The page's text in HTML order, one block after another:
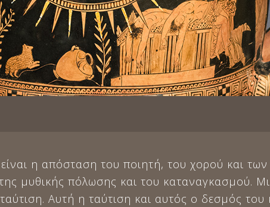
είναι η απόσταση του ποιητή, του χορού και
μυθικής πόλωσης και του καταναγκασμού.
Αυτή η ταύτιση και αυτός ο δεσμός του